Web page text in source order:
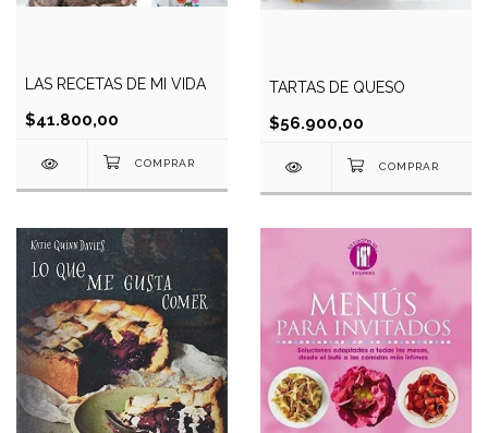
LAS RECETAS DE MI VIDA
$41.800,00
TARTAS DE QUESO
$56.900,00